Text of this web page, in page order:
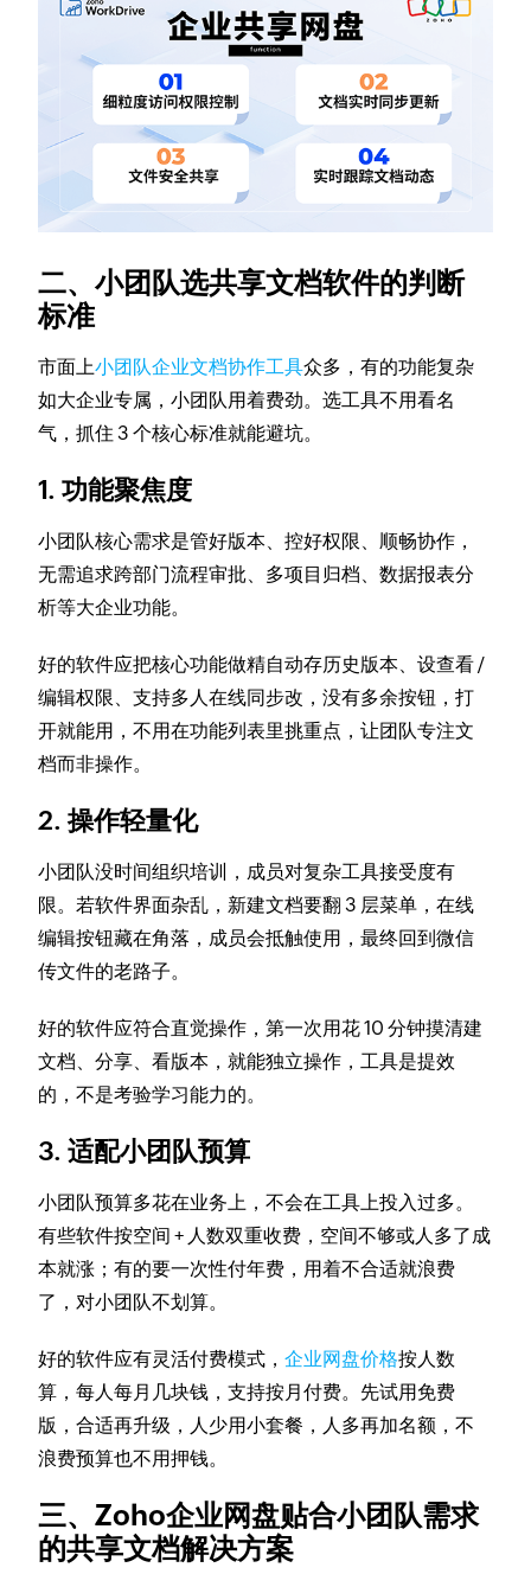
二、小团队选共享文档软件的判断
标准
市面上小团队企业文档协作工具众多，有的功能复杂
如大企业专属，小团队用着费劲。选工具不用看名
气，抓住 3 个核心标准就能避坑。
1. 功能聚焦度
小团队核心需求是管好版本、控好权限、顺畅协作，
无需追求跨部门流程审批、多项目归档、数据报表分
析等大企业功能。
好的软件应把核心功能做精自动存历史版本、设查看 /
编辑权限、支持多人在线同步改，没有多余按钮，打
开就能用，不用在功能列表里挑重点，让团队专注文
档而非操作。
2. 操作轻量化
小团队没时间组织培训，成员对复杂工具接受度有
限。若软件界面杂乱，新建文档要翻 3 层菜单，在线
编辑按钮藏在角落，成员会抵触使用，最终回到微信
传文件的老路子。
好的软件应符合直觉操作，第一次用花 10 分钟摸清建
文档、分享、看版本，就能独立操作，工具是提效
的，不是考验学习能力的。
3. 适配小团队预算
小团队预算多花在业务上，不会在工具上投入过多。
有些软件按空间 + 人数双重收费，空间不够或人多了成
本就涨；有的要一次性付年费，用着不合适就浪费
了，对小团队不划算。
好的软件应有灵活付费模式，企业网盘价格按人数
算，每人每月几块钱，支持按月付费。先试用免费
版，合适再升级，人少用小套餐，人多再加名额，不
浪费预算也不用押钱。
三、Zoho企业网盘贴合小团队需求
的共享文档解决方案